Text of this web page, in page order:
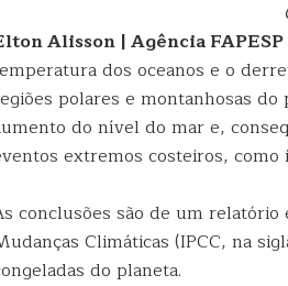
Alisson | Agência FAPESP
dos oceanos e o
polares e montanhosas
do nível do mar e,
extremos costeiros, como
conclusões são de um
Climáticas (IPCC, na
do planeta.